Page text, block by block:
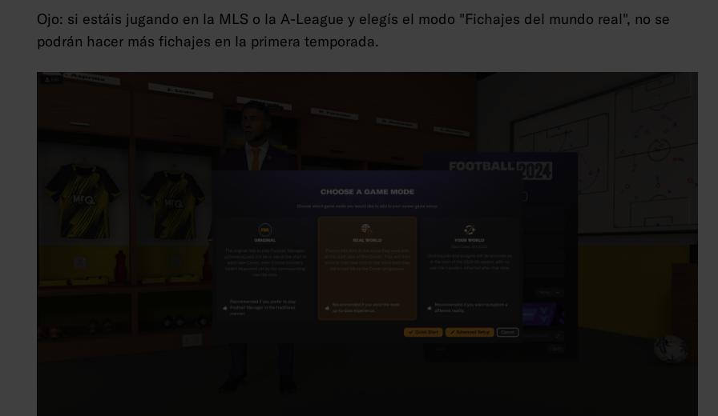
Ojo: si estáis jugando en la MLS o la A-League y elegís el modo "Fichajes del mundo real", no se
podrán hacer más fichajes en la primera temporada.